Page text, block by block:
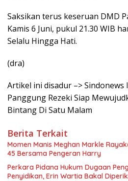
Saksikan terus keseruan DMD
Kamis 6 Juni, pukul 21.30 WIB
Selalu Hingga Hati.
(dra)
Artikel ini disadur –> Sindonews
Panggung Rezeki Siap
Bintang Di Satu Malam
Berita Terkait
Momen Manis Meghan Markle
45 Bersama Pengeran Harry
Perkara Pidana Hukum Dugaan
Penyidikan, Erin Wartia Bakal